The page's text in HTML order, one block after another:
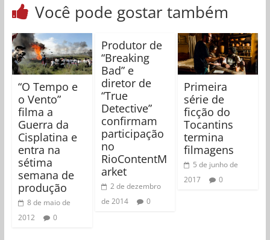
Você pode gostar também
“O Tempo e
o Vento”
filma a
Guerra da
Cisplatina e
entra na
sétima
semana de
produção
8 de maio de
2012
0
Produtor de
“Breaking
Bad” e
diretor de
“True
Detective”
confirmam
participação
no
RioContentM
arket
2 de dezembro
de 2014
0
Primeira
série de
ficção do
Tocantins
termina
filmagens
5 de junho de
2017
0